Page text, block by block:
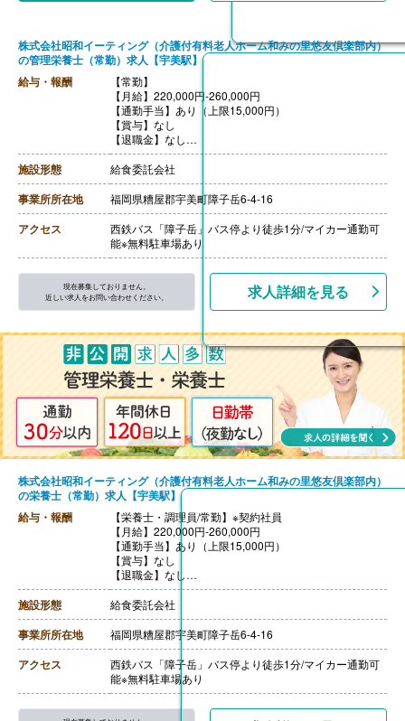
株式会社昭和イーティング（介護付有料老人ホーム和みの里悠友倶楽部内）
の管理栄養士（常勤）求人【宇美駅】
給与・報酬
【常勤】
【月給】220,000円-260,000円
【通勤手当】あり（上限15,000円）
【賞与】なし
【退職金】なし
【昇給】本人実績による
施設形態 給食委託会社
事業所所在地 福岡県糟屋郡宇美町障子岳6-4-16
アクセス
西鉄バス「障子岳」バス停より徒歩1分/マイカー通勤可
能※無料駐車場あり
現在募集しておりません。
近しい求人をお問い合わせください。
求人詳細を見る
株式会社昭和イーティング（介護付有料老人ホーム和みの里悠友倶楽部内）
の栄養士（常勤）求人【宇美駅】
給与・報酬
【栄養士・調理員/常勤】※契約社員
【月給】220,000円-260,000円
【通勤手当】あり（上限15,000円）
【賞与】なし
【退職金】なし
【昇給】本人実績による
施設形態 給食委託会社
事業所所在地 福岡県糟屋郡宇美町障子岳6-4-16
アクセス
西鉄バス「障子岳」バス停より徒歩1分/マイカー通勤可
能※無料駐車場あり